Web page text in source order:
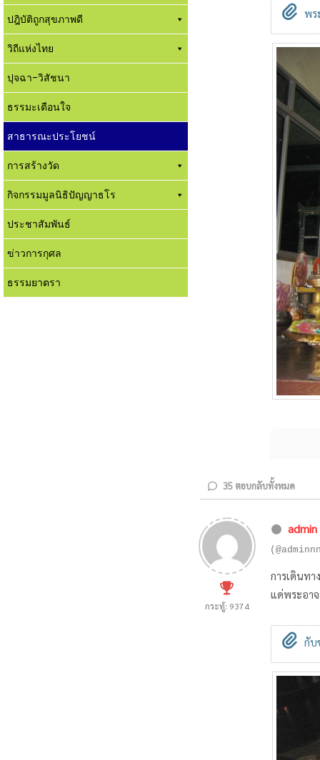
ปฎิบัติถูกสุขภาพดี
วิถีแห่งไทย
ปุจฉา-วิสัชนา
ธรรมะเตือนใจ
สาธารณะประโยชน์
การสร้างวัด
กิจกรรมมูลนิธิปัญญาธโร
ประชาสัมพันธ์
ข่าวการกุศล
ธรรมยาตรา
พร
35 ตอบกลับทั้งหมด
กระทู้: 9374
admin
การเดินท
แด่พระอา
กับ